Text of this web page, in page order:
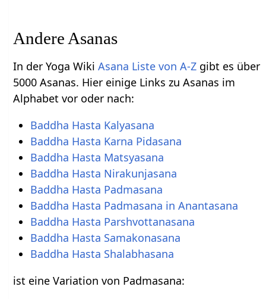
Andere Asanas
In der Yoga WikiAsana Liste von A-Z gibt es über
5000 Asanas. Hier einige Links zu Asanas im
Alphabet vor oder nach:
Baddha Hasta Kalyasana
Baddha Hasta Karna Pidasana
Baddha Hasta Matsyasana
Baddha Hasta Nirakunjasana
Baddha Hasta Padmasana
Baddha Hasta Padmasana in Anantasana
Baddha Hasta Parshvottanasana
Baddha Hasta Samakonasana
Baddha Hasta Shalabhasana
ist eine Variation von Padmasana: